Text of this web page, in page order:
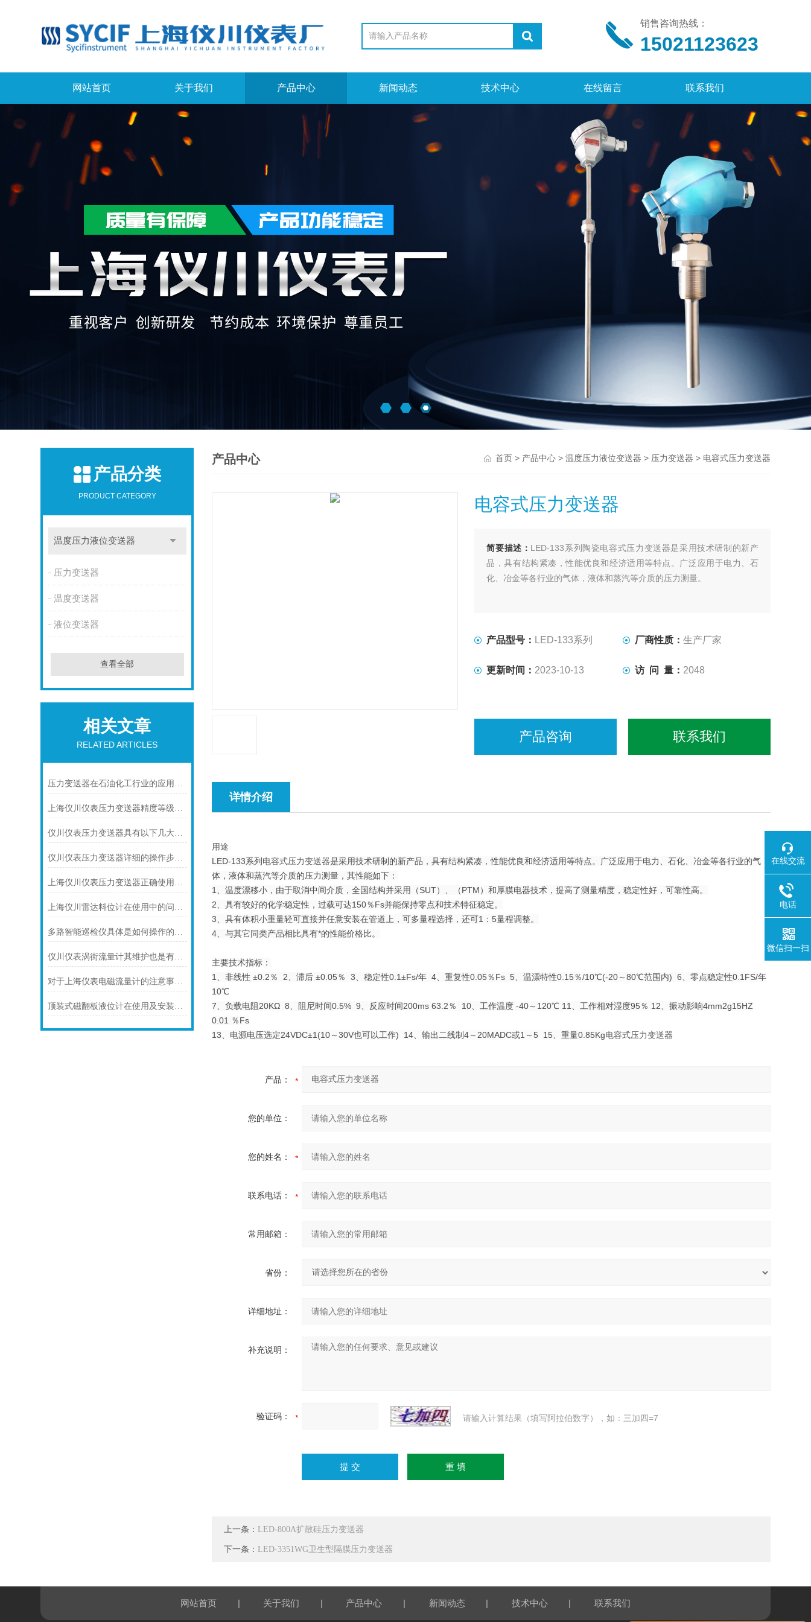
销售咨询热线：
15021123623
网站首页 关于我们 产品中心 新闻动态 技术中心 在线留言 联系我们
产品分类
PRODUCT CATEGORY
温度压力液位变送器
压力变送器
温度变送器
液位变送器
查看全部
相关文章
RELATED ARTICLES
压力变送器在石油化工行业的应用说明
上海仪川仪表压力变送器精度等级的划分方法
仪川仪表压力变送器具有以下几大技术特点
仪川仪表压力变送器详细的操作步骤如下
上海仪川仪表压力变送器正确使用的9个点
上海仪川雷达料位计在使用中的问题提出解决方案
多路智能巡检仪具体是如何操作的呢？
仪川仪表涡街流量计其维护也是有要领的
对于上海仪表电磁流量计的注意事项，你可知晓！
顶装式磁翻板液位计在使用及安装前需要做些什么呢？
产品中心 首页> 产品中心> 温度压力液位变送器 > 压力变送器 > 电容式压力变送器
电容式压力变送器
简要描述： LED-133系列陶瓷电容式压力变送器是采用技术研制的新产
品，具有结构紧凑，性能优良和经济适用等特点。广泛应用于电力、石
化、冶金等各行业的气体，液体和蒸汽等介质的压力测量。
产品型号： LED-133系列 厂商性质： 生产厂家
更新时间： 2023-10-13 访 问 量： 2048
产品咨询 联系我们
详情介绍
用途
LED-133系列 电容式压力变送器是采用技术研制的新产品，具有结构紧凑，性能优良和经济适用等特点。广泛应用于电力、石化、冶金等各行业的气
体，液体和蒸汽等介质的压力测量，其性能如下：
1、温度漂移小，由于取消中间介质，全国结构并采用（SUT）、（PTM）和厚膜电器技术，提高了测量精度，稳定性好，可靠性高。
2、具有较好的化学稳定性，过载可达150％Fs并能保持零点和技术特征稳定。
3、具有体积小重量轻可直接并任意安装在管道上，可多量程选择，还可1：5量程调整。
4、与其它同类产品相比具有*的性能价格比。
主要技术指标：
1、非线性 ±0.2％ 2、滞后 ±0.05％3、稳定性0.1±Fs/年4、重复性0.05％Fs5、温漂特性0.15％/10℃(-20～80℃范围内)6、零点稳定性0.1FS/年
10℃
7、负载电阻20KΩ8、阻尼时间0.5%9、反应时间200ms 63.2％ 10、工作温度 -40～120℃ 11、工作相对湿度95％ 12、振动影响4mm2g15HZ
0.01 ％Fs
13、电源电压选定24VDC±1(10～30V也可以工作) 14、输出二线制4～20MADC或1～5 15、重量0.85Kg电容式压力变送器
产品：
您的单位：
您的姓名：
联系电话：
常用邮箱：
省份：
详细地址：
补充说明：
验证码： 请输入计算结果（填写阿拉伯数字），如：三加四=7
上一条： LED-800A扩散硅压力变送器
下一条： LED-3351WG卫生型隔膜压力变送器
网站首页 | 关于我们 | 产品中心 | 新闻动态 | 技术中心 | 联系我们
在线交流
电话
微信扫一扫